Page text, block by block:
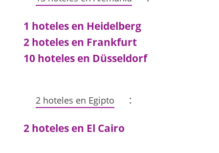
1 hoteles en Heidelberg
2 hoteles en Frankfurt
10 hoteles en Düsseldorf
2 hoteles en Egipto :
2 hoteles en El Cairo